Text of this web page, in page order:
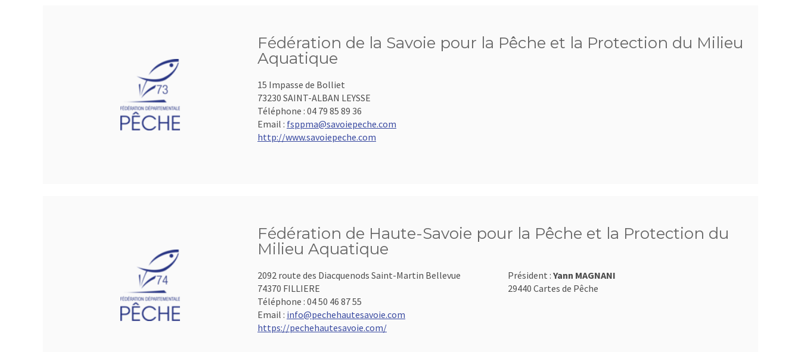
Fédération de la Savoie pour la Pêche et la Protection du Milieu
Aquatique
15 Impasse de Bolliet
73230 SAINT-ALBAN LEYSSE
Téléphone : 04 79 85 89 36
Email : fsppma@savoiepeche.com
http://www.savoiepeche.com
Fédération de Haute-Savoie pour la Pêche et la Protection du
Milieu Aquatique
2092 route des Diacquenods Saint-Martin Bellevue
74370 FILLIERE
Téléphone : 04 50 46 87 55
Email : info@pechehautesavoie.com
https://pechehautesavoie.com/
Président : Yann MAGNANI
29440 Cartes de Pêche